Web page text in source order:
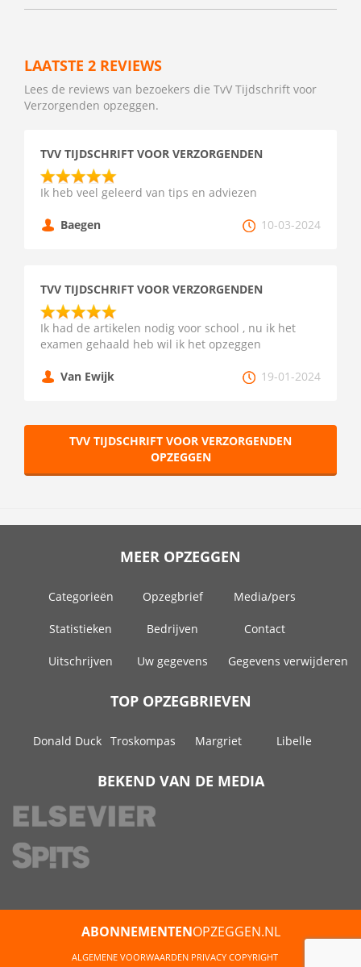
LAATSTE 2 REVIEWS
Lees de reviews van bezoekers die TvV Tijdschrift voor
Verzorgenden opzeggen.
TVV TIJDSCHRIFT VOOR VERZORGENDEN
Ik heb veel geleerd van tips en adviezen
Baegen 10-03-2024
TVV TIJDSCHRIFT VOOR VERZORGENDEN
Ik had de artikelen nodig voor school , nu ik het
examen gehaald heb wil ik het opzeggen
Van Ewijk 19-01-2024
TVV TIJDSCHRIFT VOOR VERZORGENDEN
OPZEGGEN
MEER OPZEGGEN
Categorieën Opzegbrief Media/pers
Statistieken Bedrijven Contact
Uitschrijven Uw gegevens Gegevens verwijderen
TOP OPZEGBRIEVEN
Donald Duck Troskompas Margriet Libelle
BEKEND VAN DE MEDIA
ABONNEMENTENOPZEGGEN.NL
ALGEMENE VOORWAARDEN PRIVACY COPYRIGHT